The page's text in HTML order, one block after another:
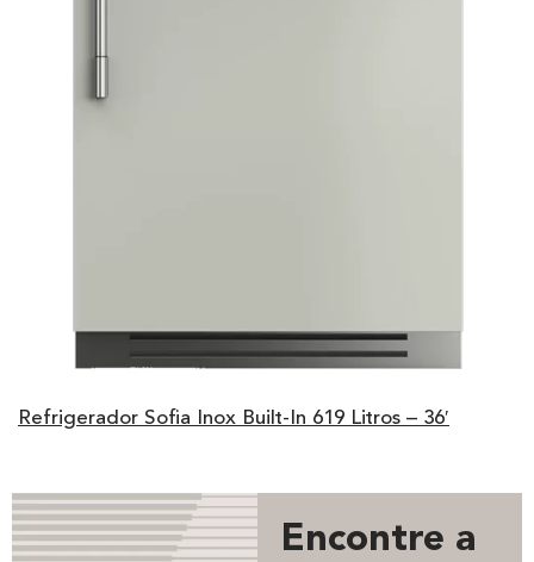
Refrigerador Sofia Inox Built-In 619 Litros – 36′
Encontre a